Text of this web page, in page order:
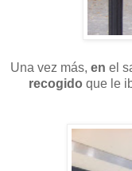
Una vez más, en el
recogido que le